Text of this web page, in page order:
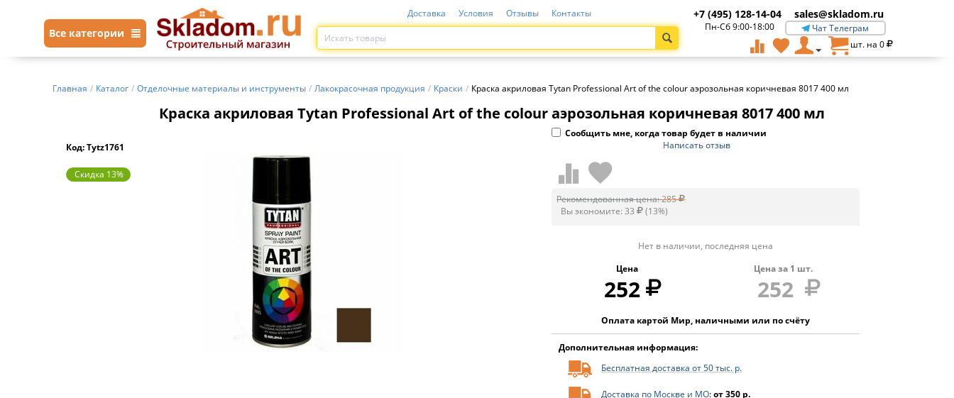
Все категории
Доставка Условия Отзывы Контакты +7 (495) 128-14-04 sales@skladom.ru
Пн-Сб 9:00-18:00
Чат Телеграм
шт. на 0
Главная / Каталог / Отделочные материалы и инструменты / Лакокрасочная продукция / Краски / Краска акриловая Tytan Professional Art of the colour аэрозольная коричневая 8017 400 мл
Краска акриловая Tytan Professional Art of the colour аэрозольная коричневая 8017 400 мл
Код: Tytz1761
Скидка 13%
Сообщить мне, когда товар будет в наличии
Написать отзыв
Рекомендованная цена:285
Вы экономите:33 (13%)
Нет в наличии, последняя цена
Цена
252
Цена за 1 шт.
252
Оплата картой Мир, наличными или по счёту
Дополнительная информация:
Бесплатная доставка от 50 тыс. р.
Доставка по Москве и МО:от 350 р.